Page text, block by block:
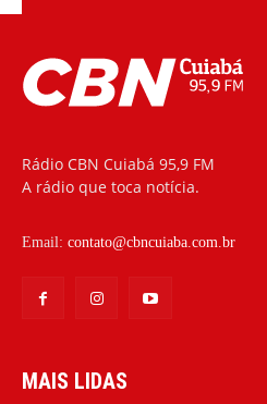
Rádio CBN Cuiabá 95,9 FM
A rádio que toca notícia.
Email: contato@cbncuiaba.com.br
MAIS LIDAS